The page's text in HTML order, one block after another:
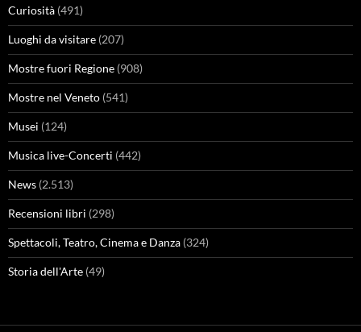
Curiosità (491)
Luoghi da visitare (207)
Mostre fuori Regione (908)
Mostre nel Veneto (541)
Musei (124)
Musica live-Concerti (442)
News (2.513)
Recensioni libri (298)
Spettacoli, Teatro, Cinema e Danza (324)
Storia dell'Arte (49)